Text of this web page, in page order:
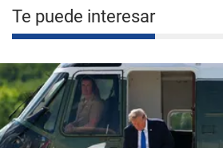
Te puede interesar